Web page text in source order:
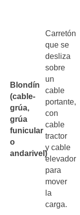
Blondín
(cable-
grúa,
grúa
funicular
o
andarivel)
Carretón
que se
desliza
sobre
un
cable
portante,
con
cable
tractor
y cable
elevador
para
mover
la
carga.